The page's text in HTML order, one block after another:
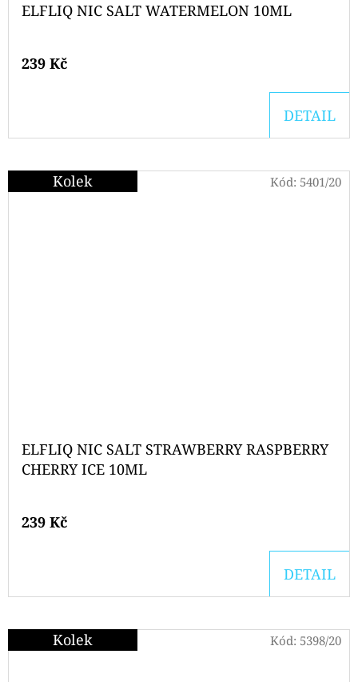
ELFLIQ NIC SALT WATERMELON 10ML
239 Kč
DETAIL
Kolek
ELFLIQ NIC SALT STRAWBERRY RASPBERRY
CHERRY ICE 10ML
239 Kč
DETAIL
Kód: 5401/20
Kolek Kód: 5398/20